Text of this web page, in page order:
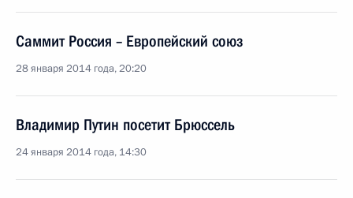
Саммит Россия – Европейский союз
28 января 2014 года, 20:20
Владимир Путин посетит Брюссель
24 января 2014 года, 14:30